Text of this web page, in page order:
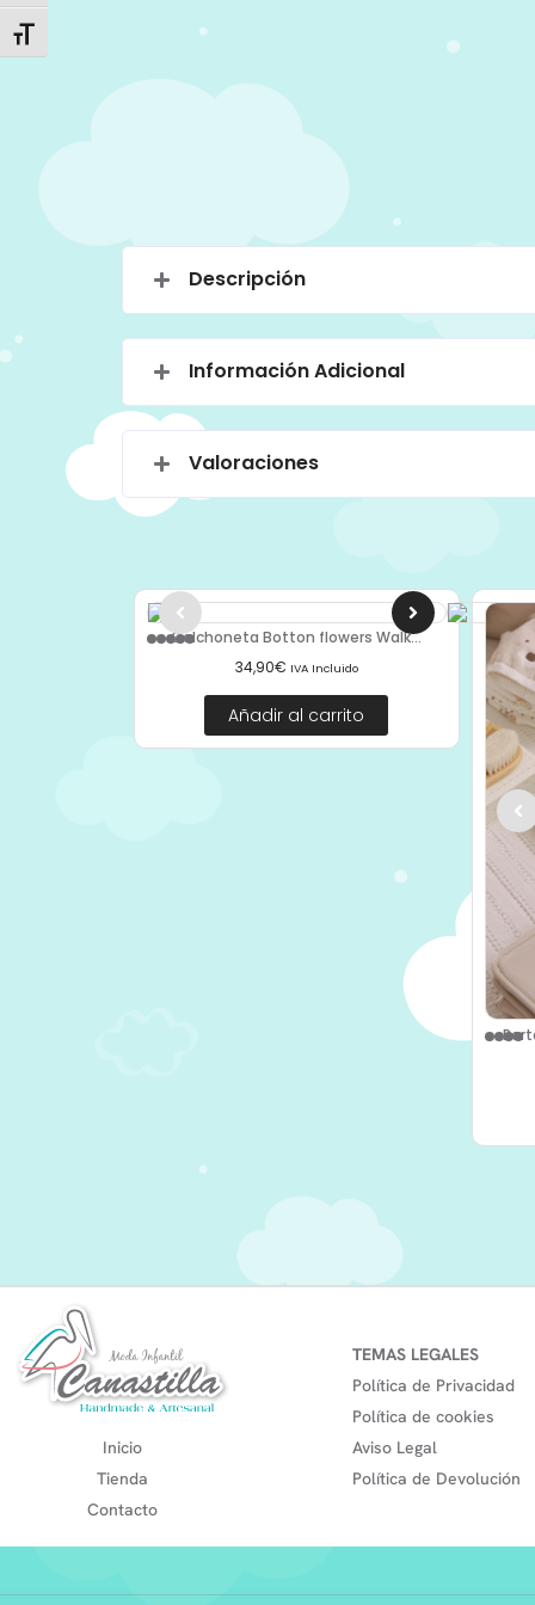
Alternar tamaño de letra
Descripción
Información Adicional
Valoraciones
Colchoneta Botton flowers Walk...
34,90€ IVA Incluido
Añadir al carrito
Inicio
Tienda
Contacto
TEMAS LEGALES
Política de Privacidad
Política de cookies
Aviso Legal
Política de Devolución